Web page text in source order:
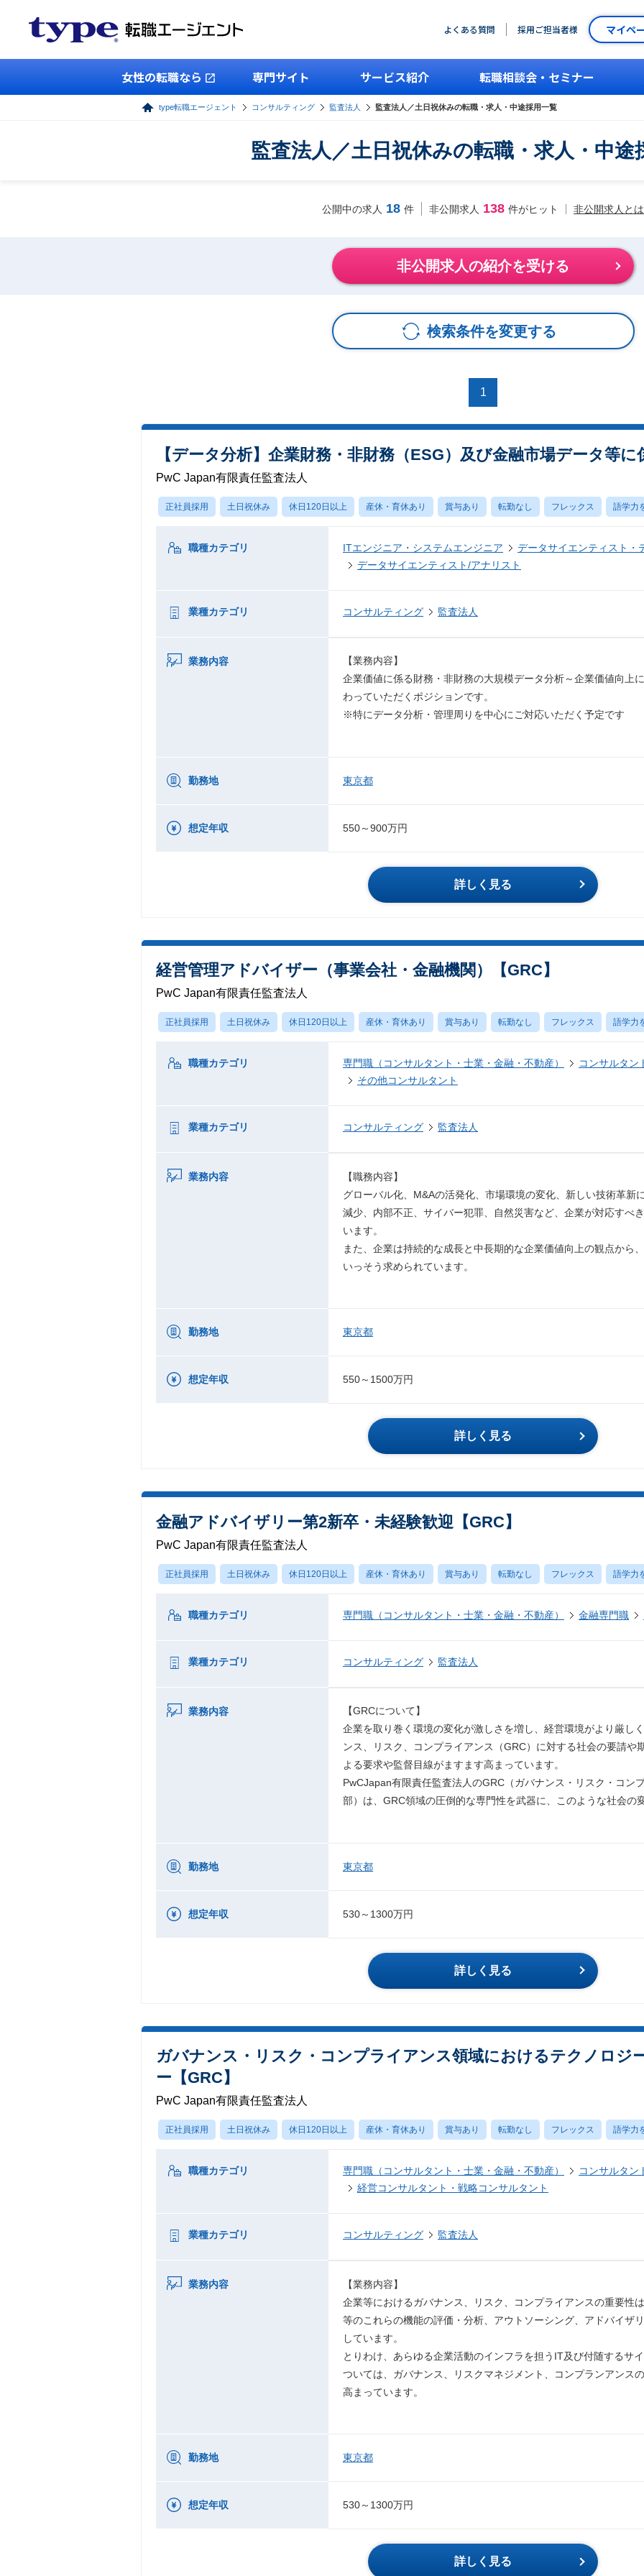
よくある質問 採用ご担当者様 マイペ
女性の転職なら 専門サイト サービス紹介 転職相談会・セミナー
type転職エージェント コンサルティング 監査法人 監査法人／土日祝休みの転職・求人・中途採用一覧
監査法人／土日祝休みの転職・求人・中途
公開中の求人 18 件 非公開求人 138 件がヒット 非公開求人とは
非公開求人の紹介を受ける
検索条件を変更する
1
【データ分析】企業財務・非財務（ESG）及び金融市場データ等に
PwC Japan有限責任監査法人
正社員採用 土日祝休み 休日120日以上 産休・育休あり 賞与あり 転勤なし フレックス 語学力
職種カテゴリ ITエンジニア・システムエンジニア
データサイエンティスト・
データサイエンティスト/アナリスト
業種カテゴリ コンサルティング 監査法人
業務内容
【業務内容】
企業価値に係る財務・非財務の大規模データ分析～企業価値向上
わっていただくポジションです。
※特にデータ分析・管理周りを中心にご対応いただく予定です
勤務地 東京都
想定年収 550～900万円
詳しく見る
経営管理アドバイザー（事業会社・金融機関）【GRC】
PwC Japan有限責任監査法人
正社員採用 土日祝休み 休日120日以上 産休・育休あり 賞与あり 転勤なし フレックス 語学力
職種カテゴリ 専門職（コンサルタント・士業・金融・不動産）
コンサルタン
その他コンサルタント
業種カテゴリ コンサルティング 監査法人
業務内容
【職務内容】
グローバル化、M&Aの活発化、市場環境の変化、新しい技術革新
減少、内部不正、サイバー犯罪、自然災害など、企業が対応すべ
います。
また、企業は持続的な成長と中長期的な企業価値向上の観点から
いっそう求められています。
勤務地 東京都
想定年収 550～1500万円
詳しく見る
金融アドバイザリー第2新卒・未経験歓迎【GRC】
PwC Japan有限責任監査法人
正社員採用 土日祝休み 休日120日以上 産休・育休あり 賞与あり 転勤なし フレックス 語学力
職種カテゴリ 専門職（コンサルタント・士業・金融・不動産） 金融専門職
業種カテゴリ コンサルティング 監査法人
業務内容
【GRCについて】
企業を取り巻く環境の変化が激しさを増し、経営環境がより厳し
ンス、リスク、コンプライアンス（GRC）に対する社会の要請や
よる要求や監督目線がますます高まっています。
PwCJapan有限責任監査法人のGRC（ガバナンス・リスク・コン
部）は、GRC領域の圧倒的な専門性を武器に、このような社会の
勤務地 東京都
想定年収 530～1300万円
詳しく見る
ガバナンス・リスク・コンプライアンス領域におけるテクノロジ
ー【GRC】
PwC Japan有限責任監査法人
正社員採用 土日祝休み 休日120日以上 産休・育休あり 賞与あり 転勤なし フレックス 語学力
職種カテゴリ 専門職（コンサルタント・士業・金融・不動産）
コンサルタン
経営コンサルタント・戦略コンサルタント
業種カテゴリ コンサルティング 監査法人
業務内容
【業務内容】
企業等におけるガバナンス、リスク、コンプライアンスの重要性
等のこれらの機能の評価・分析、アウトソーシング、アドバイザ
しています。
とりわけ、あらゆる企業活動のインフラを担うIT及び付随するサ
ついては、ガバナンス、リスクマネジメント、コンプランアンス
高まっています。
勤務地 東京都
想定年収 530～1300万円
詳しく見る